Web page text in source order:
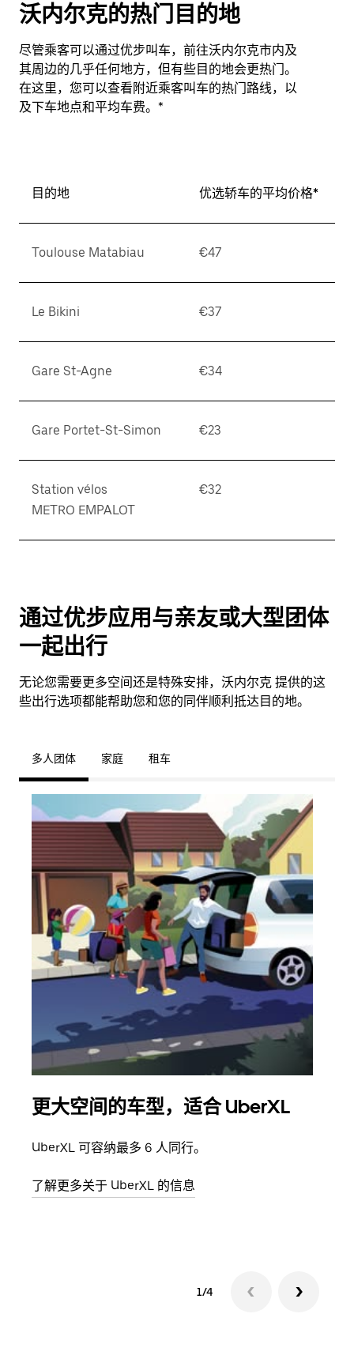
沃内尔克的热门目的地
尽管乘客可以通过优步叫车，前往沃内尔克市内及
其周边的几乎任何地方，但有些目的地会更热门。
在这里，您可以查看附近乘客叫车的热门路线，以
及下车地点和平均车费。*
目的地 优选轿车的平均价格*
Toulouse Matabiau €47
Le Bikini €37
Gare St-Agne €34
Gare Portet-St-Simon €23
Station vélos
METRO EMPALOT
€32
通过优步应用与亲友或大型团体
一起出行
无论您需要更多空间还是特殊安排，沃内尔克 提供的这
些出行选项都能帮助您和您的同伴顺利抵达目的地。
多人团体 家庭 租车
更大空间的车型，适合 UberXL
UberXL 可容纳最多 6 人同行。
了解更多关于 UberXL 的信息
1/4